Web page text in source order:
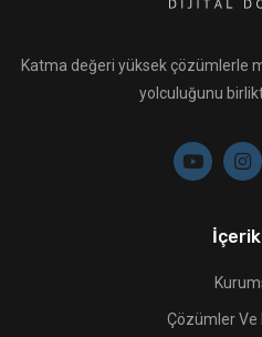
Katma değeri yüksek çözümlerle
yolculuğunu
Çözümler